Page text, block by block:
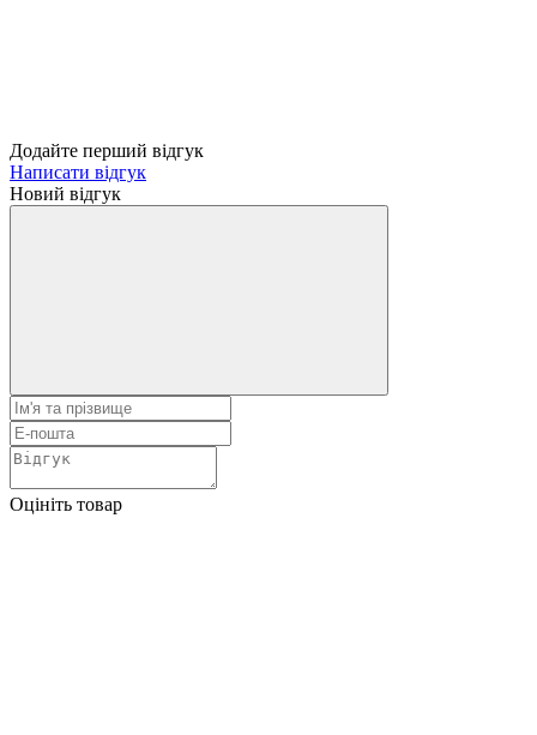
Додайте перший відгук
Написати відгук
Новий відгук
Оцініть товар